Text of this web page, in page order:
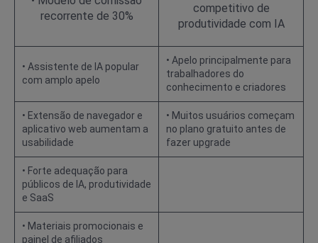
recorrente de 30%
competitivo de
produtividade com IA
• Assistente de IA popular
com amplo apelo
• Apelo principalmente para
trabalhadores do
conhecimento e criadores
• Extensão de navegador e
aplicativo web aumentam a
usabilidade
• Muitos usuários começam
no plano gratuito antes de
fazer upgrade
• Forte adequação para
públicos de IA, produtividade
e SaaS
• Materiais promocionais e
painel de afiliados